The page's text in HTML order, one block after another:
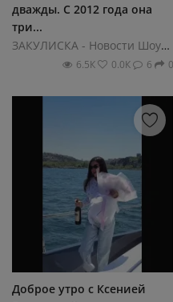
дважды. С 2012 года она
три...
ЗАКУЛИСКА - Новости ШоуБиза
6.5К 0.0К 6 0
Доброе утро с Ксенией